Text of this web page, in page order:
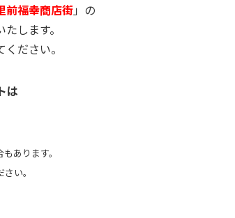
前福幸商店街」の
します。
ださい。
は
あります。
い。